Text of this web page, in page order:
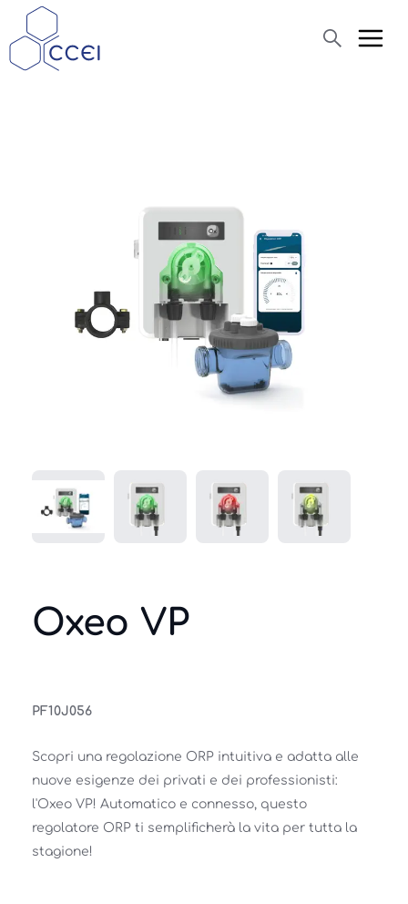
Cerca
Oxeo VP
PF10J056
Scopri una regolazione ORP intuitiva e adatta alle
nuove esigenze dei privati e dei professionisti:
l'Oxeo VP! Automatico e connesso, questo
regolatore ORP ti semplificherà la vita per tutta la
stagione!